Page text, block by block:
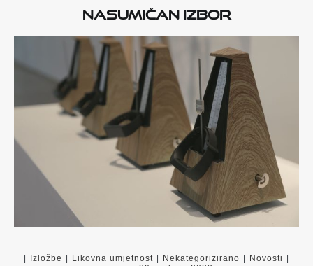
Nasumičan izbor
Izložbe Likovna umjetnost Nekategorizirano Novosti